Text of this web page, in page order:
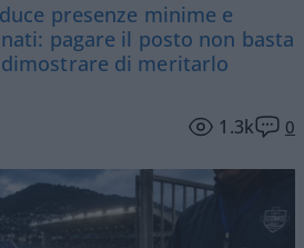
presenze minime e
pagare il posto non basta
di meritarlo
1.3k 0